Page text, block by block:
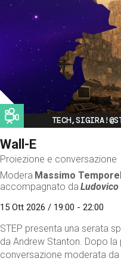
Image
Wall-E
Proiezione e conversazione
Modera Massimo
accompagnato da Ludovico
15 Ott 2026 / 19:00 - 22:00
STEP presenta una serata
da Andrew Stanton. Dopo la
conversazione moderata